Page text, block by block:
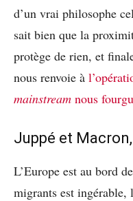
d’un vrai philosophe
sait bien que la
protège de rien, et
nous renvoie à
mainstream nous
Juppé et
L’Europe est au bord
migrants est